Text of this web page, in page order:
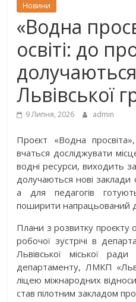
Новини
«Водна
освіті: до
Львівської
9 Липня, 2026 admin
Проєкт «Водна
вчаться досліджувати
водні ресурси, виходить
долучаються нові заклади
а для педагогів
поширити напрацьований
Плани з розвитку проєкту
робочої зустрічі в
Львівської міської
департаменту, ЛМКП
ліцею міжнародних
став пілотним закладом